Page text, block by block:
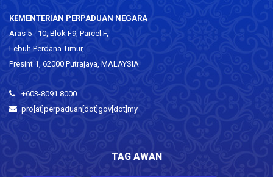
KEMENTERIAN PERPADUAN NEGARA
Aras 5 - 10, Blok F9, Parcel F,
Lebuh Perdana Timur,
Presint 1, 62000 Putrajaya, MALAYSIA
+603-8091 8000
pro[at]perpaduan[dot]gov[dot]my
TAG AWAN